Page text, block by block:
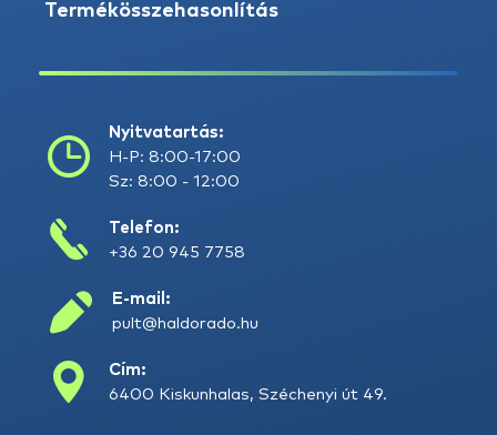
Termékösszehasonlítás
Nyitvatartás:
H-P: 8:00-17:00
Sz: 8:00 - 12:00
Telefon:
+36 20 945 7758
E-mail:
pult@haldorado.hu
Cím:
6400 Kiskunhalas, Széchenyi út 49.